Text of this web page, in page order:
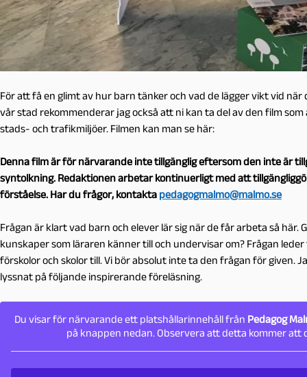
För att få en glimt av hur barn tänker och vad de lägger vikt vid
vår stad rekommenderar jag också att ni kan ta del av den film
stads- och trafikmiljöer. Filmen kan man se här:
Denna film är för närvarande inte tillgänglig eftersom den inte är
syntolkning. Redaktionen arbetar kontinuerligt med att
förståelse. Har du frågor, kontakta pedagogmalmo@malmo.se
Frågan är klart vad barn och elever lär sig när de får arbeta så här.
kunskaper som läraren känner till och undervisar om? Frågan
förskolor och skolor till. Vi bör absolut inte ta den frågan för given.
lyssnat på följande inspirerande föreläsning.
Du visar för närvarande ett platshållarinnehåll från Pedagog
på knappen nedan. Observera att detta kommer